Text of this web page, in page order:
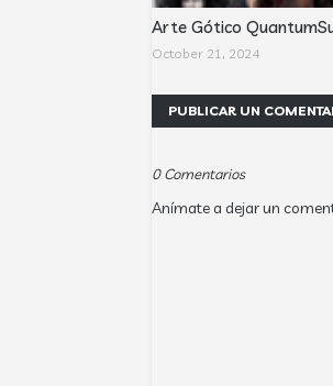
Arte Gótico
October 21, 2024
PUBLICAR UN
0 Comentarios
Anímate a dejar un